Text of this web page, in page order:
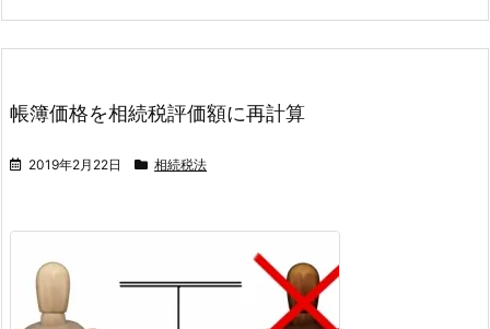
帳簿価格を相続税評価額に再計算
2019年2月22日 相続税法